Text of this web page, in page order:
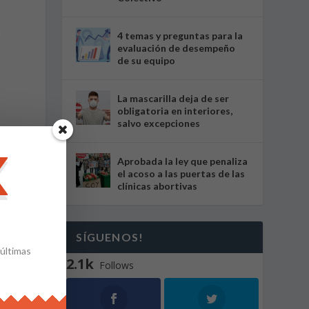
4 temas y preguntas para la
evaluación de desempeño
de su equipo
La mascarilla deja de ser
obligatoria en interiores,
salvo excepciones
Aprobada la ley que penaliza
el acoso a las puertas de las
clínicas abortivas
SÍGUENOS!
2.1k Follows